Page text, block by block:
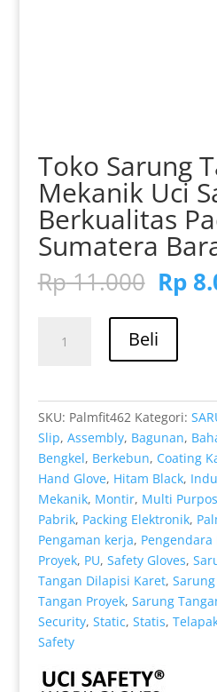
Toko Sarung
Mekanik Uci
Berkualitas
Sumatera
Rp11.000
Rp
Rp
Safety
Berkualitas
Sumatera
Beli
SKU: Palmfit462 Kategori:
Slip, Assembly, Bagunan,
Bengkel, Berkebun, Coating
Hand Glove, Hitam Black,
Mekanik, Montir, Multi
Pabrik, Packing Elektronik,
Pengaman kerja,
Proyek, PU, Safety Gloves,
Tangan Dilapisi Karet,
Tangan Proyek, Sarung
Security, Static, Statis,
Safety